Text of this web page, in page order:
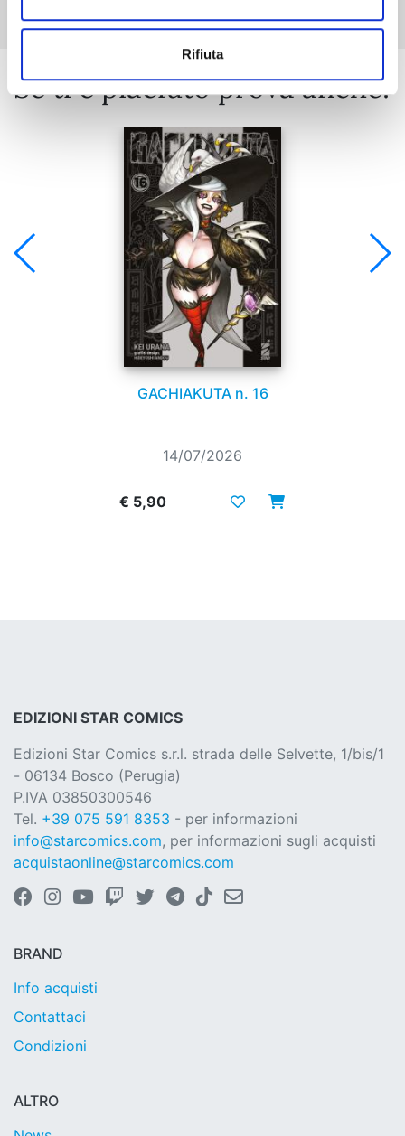
Rifiuta
Se ti è piaciuto prova anche:
GACHIAKUTA n. 16
14/07/2026
€ 5,90
EDIZIONI STAR COMICS
Edizioni Star Comics s.r.l. strada delle Selvette, 1/bis/1
- 06134 Bosco (Perugia)
P.IVA 03850300546
Tel. +39 075 591 8353 - per informazioni
info@starcomics.com, per informazioni sugli acquisti
acquistaonline@starcomics.com
BRAND
Info acquisti
Contattaci
Condizioni
ALTRO